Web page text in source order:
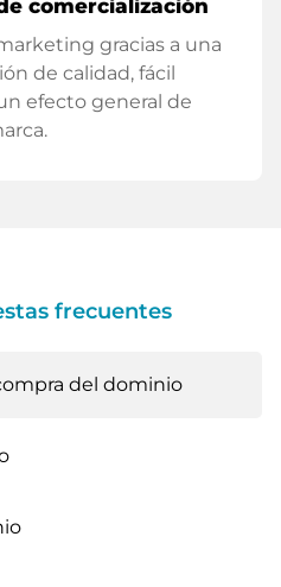
comercialización
gracias a una
de calidad, fácil
efecto general de
frecuentes
del dominio